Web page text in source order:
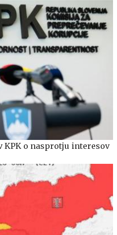
KPK o nasprotju interesov